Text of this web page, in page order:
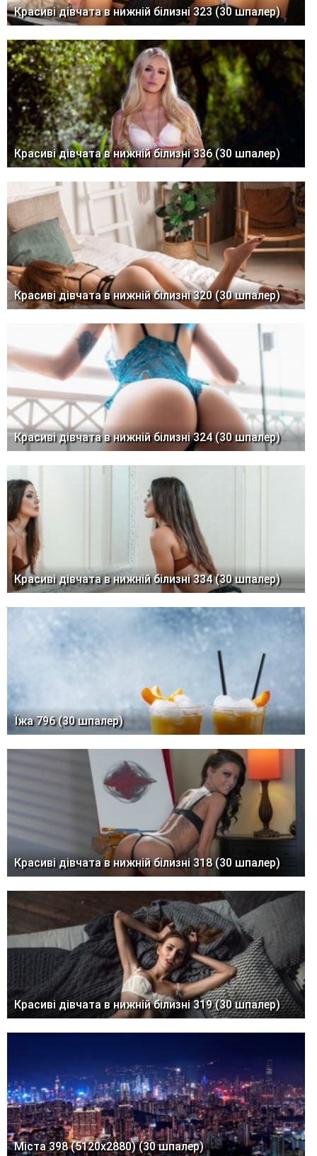
Красиві дівчата в нижній білизні 323 (30 шпалер)
Красиві дівчата в нижній білизні 336 (30 шпалер)
Красиві дівчата в нижній білизні 320 (30 шпалер)
Красиві дівчата в нижній білизні 324 (30 шпалер)
Красиві дівчата в нижній білизні 334 (30 шпалер)
Їжа 796 (30 шпалер)
Красиві дівчата в нижній білизні 318 (30 шпалер)
Красиві дівчата в нижній білизні 319 (30 шпалер)
Міста 398 (5120x2880) (30 шпалер)